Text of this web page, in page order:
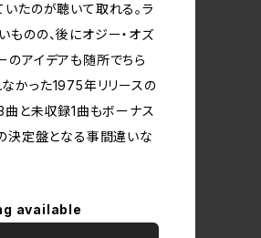
いたのが聴いて取れる。ラ
ものの、後にオジー・オズ
のアイデアも随所でちら
かった1975年リリースの
と未収録1曲もボーナス
決定盤となる事間違いな
available